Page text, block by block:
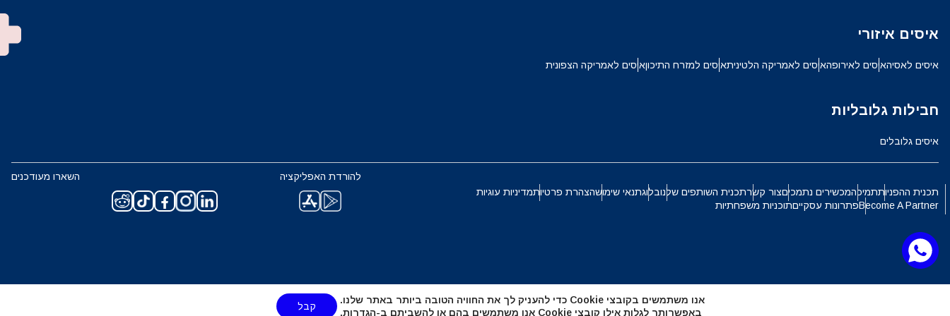
איסים איזורי
איסים לאסיהאיסים לאירופהאיסים לאמריקה הלטיניתאיסים למזרח התיכוןאיסים לאמריקה הצפונית
חבילות גלובליות
איסים גלובלים
תכנית ההפניותתמיכהמכשירים נתמכיםצור קשרתכנית השותפים שלנובלוגתנאי שימושהצהרת פרטיותמדיניות עוגיות
Become A Partnerפתרונות עסקייםתוכניות משפחתיות
להורדת האפליקציה השארו מעודכנים
简体中文
繁體中文
CAD - דולר קנדי
CHF - פרנק שוויצרי NZD - דולר ניו זילנדי
אנו משתמשים בקובצי Cookie כדי להעניק לך את החוויה הטובה ביותר באתר שלנו.
באפשרותך לגלות אילו קובצי Cookie אנו משתמשים בהם או להשביתם ב-
הגדרות.
קבל